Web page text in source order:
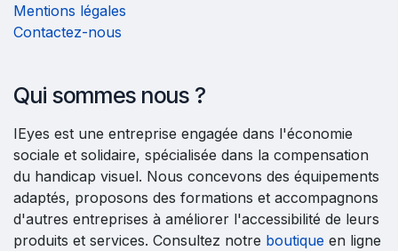
Mentions légales
Contactez-nous
Qui sommes nous ?
IEyes est une entreprise engagée dans l'économie
sociale et solidaire, spécialisée dans la compensation
du handicap visuel. Nous concevons des équipements
adaptés, proposons des formations et accompagnons
d'autres entreprises à améliorer l'accessibilité de leurs
produits et services. Consultez notre boutique en ligne